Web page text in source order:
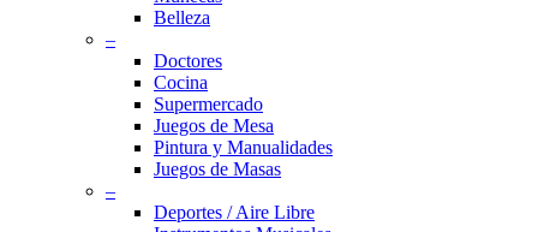
Belleza
–
Doctores
Cocina
Supermercado
Juegos de Mesa
Pintura y Manualidades
Juegos de Masas
–
Deportes / Aire Libre